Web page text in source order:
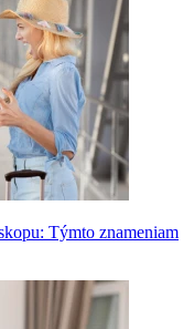
Týmto znameniam